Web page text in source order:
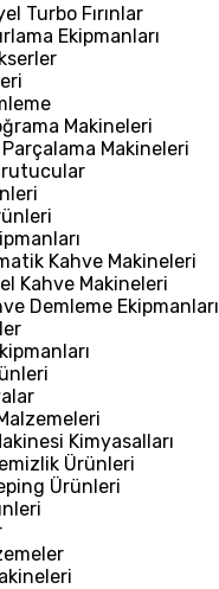
Turbo Fırınlar
Ekipmanları
Makineleri
Makineleri
Kahve Makineleri
Kahve Makineleri
Demleme Ekipmanları
Kimyasalları
Ürünleri
Ürünleri